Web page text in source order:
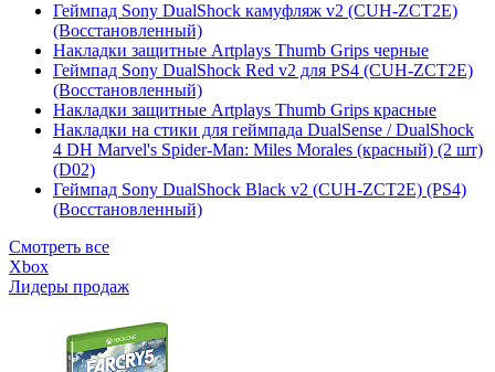
Геймпад Sony DualShock камуфляж v2 (CUH-ZCT2E)
(Восстановленный)
Накладки защитные Artplays Thumb Grips черные
Геймпад Sony DualShock Red v2 для PS4 (CUH-ZCT2E)
(Восстановленный)
Накладки защитные Artplays Thumb Grips красные
Накладки на стики для геймпада DualSense / DualShock
4 DH Marvel's Spider-Man: Miles Morales (красный) (2 шт)
(D02)
Геймпад Sony DualShock Black v2 (CUH-ZCT2E) (PS4)
(Восстановленный)
Смотреть все
Xbox
Лидеры продаж